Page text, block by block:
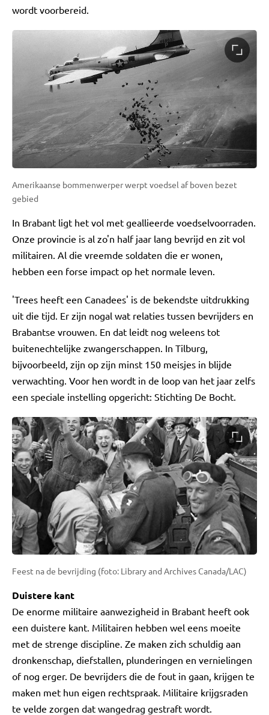
wordt voorbereid.
Amerikaanse bommenwerper werpt voedsel af boven bezet
gebied
In Brabant ligt het vol met geallieerde voedselvoorraden.
Onze provincie is al zo'n half jaar lang bevrijd en zit vol
militairen. Al die vreemde soldaten die er wonen,
hebben een forse impact op het normale leven.
'Trees heeft een Canadees' is de bekendste uitdrukking
uit die tijd. Er zijn nogal wat relaties tussen bevrijders en
Brabantse vrouwen. En dat leidt nog weleens tot
buitenechtelijke zwangerschappen. In Tilburg,
bijvoorbeeld, zijn op zijn minst 150 meisjes in blijde
verwachting. Voor hen wordt in de loop van het jaar zelfs
een speciale instelling opgericht: Stichting De Bocht.
Feest na de bevrijding (foto: Library and Archives Canada/LAC)
Duistere kant
De enorme militaire aanwezigheid in Brabant heeft ook
een duistere kant. Militairen hebben wel eens moeite
met de strenge discipline. Ze maken zich schuldig aan
dronkenschap, diefstallen, plunderingen en vernielingen
of nog erger. De bevrijders die de fout in gaan, krijgen te
maken met hun eigen rechtspraak. Militaire krijgsraden
te velde zorgen dat wangedrag gestraft wordt.